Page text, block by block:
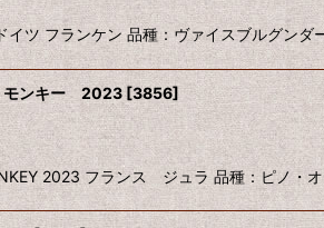
イツ フランケン 品種：ヴァイスブルグン
モンキー 2023 [3856]
2023 フランス ジュラ 品種：ピノ